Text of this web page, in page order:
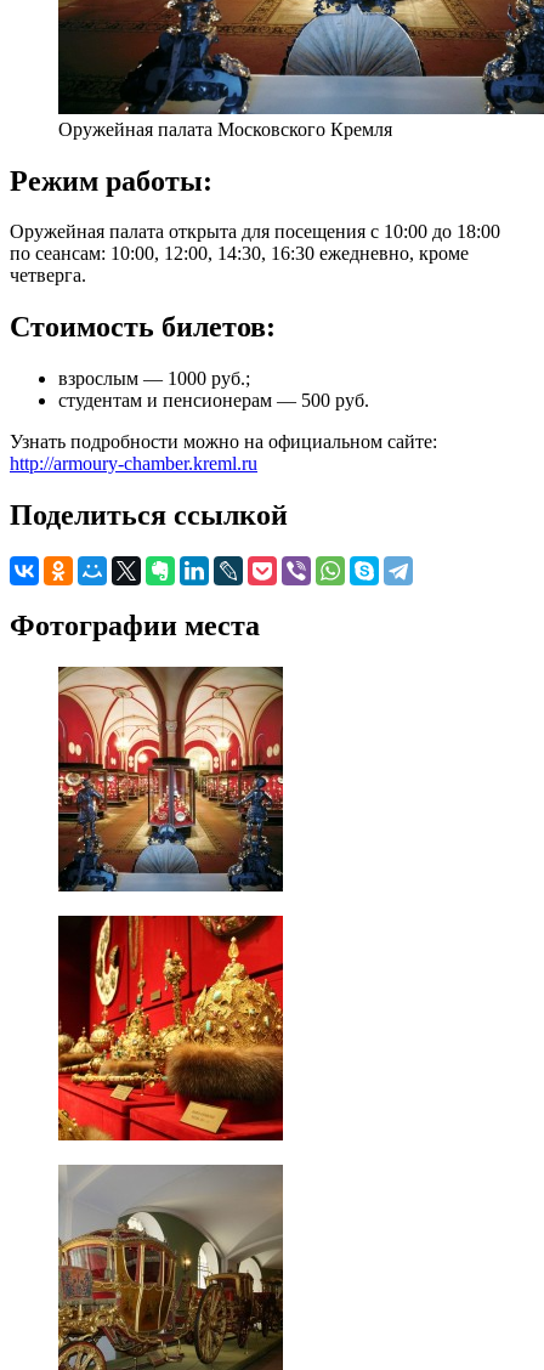
Оружейная палата Московского Кремля
Режим работы:
Оружейная палата открыта для посещения с 10:00 до 18:00
по сеансам: 10:00, 12:00, 14:30, 16:30 ежедневно, кроме
четверга.
Стоимость билетов:
взрослым — 1000 руб.;
студентам и пенсионерам — 500 руб.
Узнать подробности можно на официальном сайте:
http://armoury-chamber.kreml.ru
Поделиться ссылкой
Фотографии места